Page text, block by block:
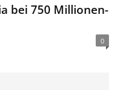
bei 750 Millionen-
0